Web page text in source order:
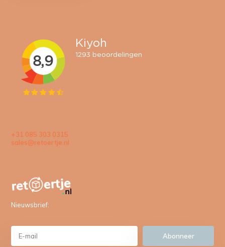
+31 085 303 0315
sales@retoertje.nl
Nieuwsbrief:
Abonneer